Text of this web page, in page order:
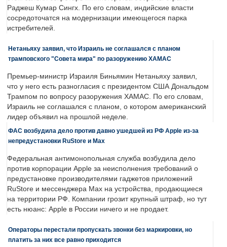
Раджеш Кумар Сингх. По его словам, индийские власти
сосредоточатся на модернизации имеющегося парка
истребителей.
Нетаньяху заявил, что Израиль не соглашался с планом
трамповского "Совета мира" по разоружению ХАМАС
Премьер-министр Израиля Биньямин Нетаньяху заявил,
что у него есть разногласия с президентом США Дональдом
Трампом по вопросу разоружения ХАМАС. По его словам,
Израиль не соглашался с планом, о котором американский
лидер объявил на прошлой неделе.
ФАС возбудила дело против давно ушедшей из РФ Apple из-за
непредустановки RuStore и Max
Федеральная антимонопольная служба возбудила дело
против корпорации Apple за неисполнения требований о
предустановке производителями гаджетов приложений
RuStore и мессенджера Max на устройства, продающиеся
на территории РФ. Компании грозит крупный штраф, но тут
есть нюанс: Apple в России ничего и не продает.
Операторы перестали пропускать звонки без маркировки, но
платить за них все равно приходится